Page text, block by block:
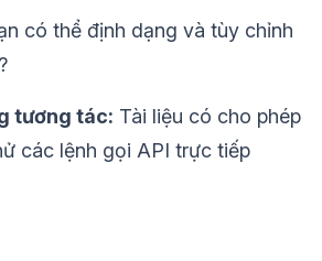
có thể định dạng và tùy chỉnh
tương tác: Tài liệu có cho phép
các lệnh gọi API trực tiếp